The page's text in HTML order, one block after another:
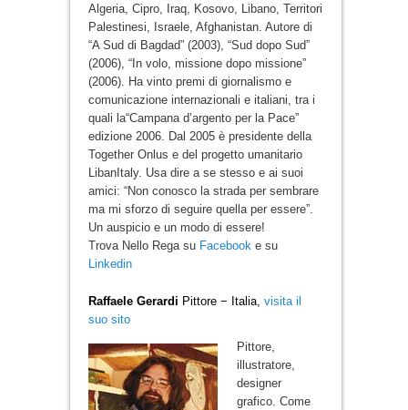
Algeria, Cipro, Iraq, Kosovo, Libano, Territori
Palestinesi, Israele, Afghanistan. Autore di
“A Sud di Bagdad” (2003), “Sud dopo Sud”
(2006), “In volo, missione dopo missione”
(2006). Ha vinto premi di giornalismo e
comunicazione internazionali e italiani, tra i
quali la“Campana d’argento per la Pace”
edizione 2006. Dal 2005 è presidente della
Together Onlus e del progetto umanitario
LibanItaly. Usa dire a se stesso e ai suoi
amici: “Non conosco la strada per sembrare
ma mi sforzo di seguire quella per essere”.
Un auspicio e un modo di essere!
Trova Nello Rega su Facebook e su
Linkedin
Raffaele Gerardi Pittore − Italia, visita il
suo sito
Pittore,
illustratore,
designer
grafico. Come